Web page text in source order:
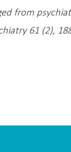
from
61 (2),